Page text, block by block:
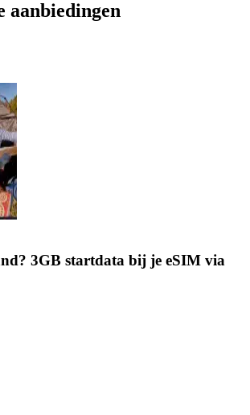
aanbiedingen
3GB startdata bij je eSIM via